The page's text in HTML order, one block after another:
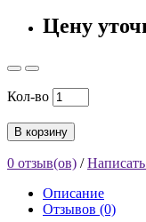
Цену
Кол-во
В корзину
0 отзыв(ов) /
Описание
Отзывов (0)